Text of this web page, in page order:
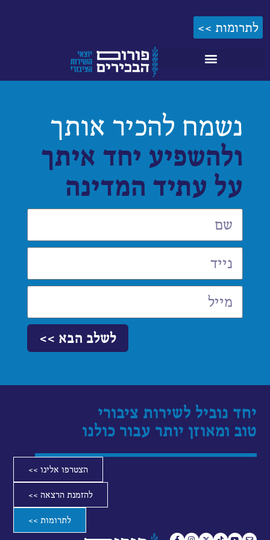
לתרומות >>
נשמח להכיר אותך
ולהשפיע יחד איתך
על עתיד המדינה
לשלב הבא >>
יחד נוביל לשירות ציבורי
טוב ומאוזן יותר עבור כולנו
הצטרפו אלינו >>
להזמנת הרצאה >>
לתרומות >>